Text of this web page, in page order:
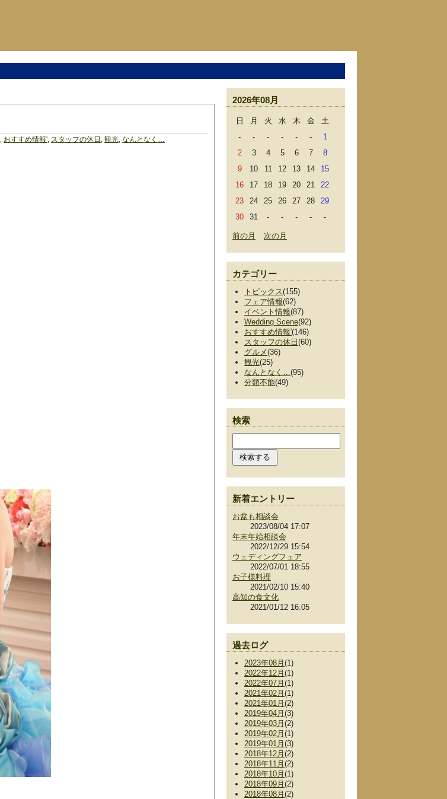
おすすめ情報' スタッフの休日 観光 なんとなく…
2026年08月
日 月 火 水 木 金
土
-
- - - - -
1
2
3 4 5 6 7
8
9
10 11 12 13 14
15
16
17 18 19 20 21
22
23
24 25 26 27 28
29
30
31 - - - - -
前の月 次の月
カテゴリー
トピックス(155)
フェア情報(62)
イベント情報(87)
Wedding Scene(92)
おすすめ情報'(146)
スタッフの休日 (60)
グルメ(36)
観光(25)
なんとなく…(95)
分類不能(49)
検索
新着エントリー
お盆も相談会
2023/08/04 17:07
年末年始相談会
2022/12/29 15:54
ウェディングフェア
2022/07/01 18:55
お子様料理
2021/02/10 15:40
高知の食文化
2021/01/12 16:05
過去ログ
2023年08月 (1)
2022年12月 (1)
2022年07月 (1)
2021年02月 (1)
2021年01月 (2)
2019年04月 (3)
2019年03月 (2)
2019年02月 (1)
2019年01月 (3)
2018年12月 (2)
2018年11月 (2)
2018年10月 (1)
2018年09月 (2)
2018年08月 (2)